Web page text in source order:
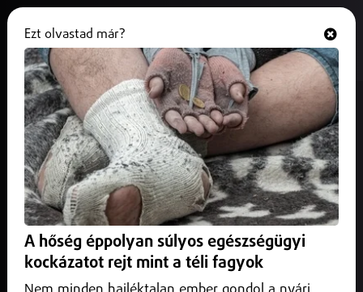
Elkezdődött a villamospálya-
felújítás újabb üteme
2026. július 08.Debrecen Közlekedés
A DKV arra kéri az utasokat, hogy indulás előtt
átszálláskor minden járművön érvényesítsék jegyüket.
Ezt olvastad már?
A hőség éppolyan súlyos egészségügyi
kockázatot rejt mint a téli fagyok